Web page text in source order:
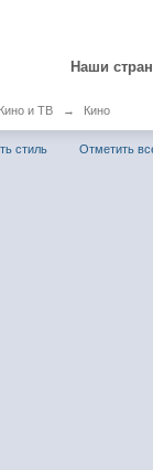
Наши
Кино и ТВ → Кино
стиль Отметить